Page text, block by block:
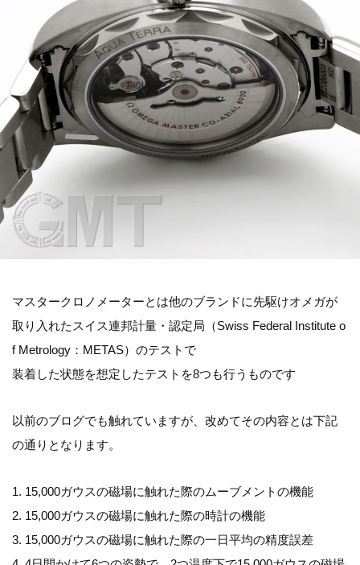
マスタークロノメーターとは他のブランドに先駆けオメガが
取り入れたスイス連邦計量・認定局（Swiss Federal Institute o
f Metrology：METAS）のテストで
装着した状態を想定したテストを8つも行うものです
以前のブログでも触れていますが、改めてその内容とは下記
の通りとなります。
1. 15,000ガウスの磁場に触れた際のムーブメントの機能
2. 15,000ガウスの磁場に触れた際の時計の機能
3. 15,000ガウスの磁場に触れた際の一日平均の精度誤差